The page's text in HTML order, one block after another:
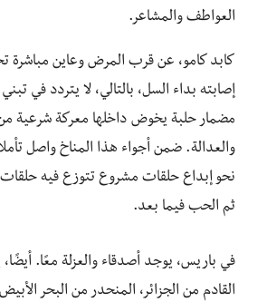
العواطف والمشاعر.
كابد كامو، عن قرب المرض وعاين مباشرة
إصابته بداء السل، بالتالي، لا يتردد في
مضمار حلبة يخوض داخلها معركة شرعية
والعدالة. ضمن أجواء هذا المناخ واصل
نحو إبداع حلقات مشروع تتوزع فيه
ثم الحب فيما بعد.
في باريس، يوجد أصدقاء والعزلة معًا.
القادم من الجزائر، المنحدر من البحر